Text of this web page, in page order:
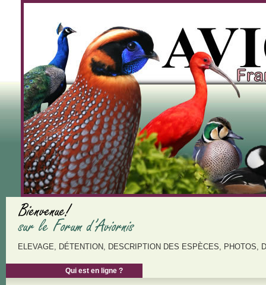
ELEVAGE, DÉTENTION, DESCRIPTION DES ESPÈCES, PHOTOS,
Qui est en ligne ?